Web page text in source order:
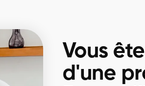
Vous
d'une